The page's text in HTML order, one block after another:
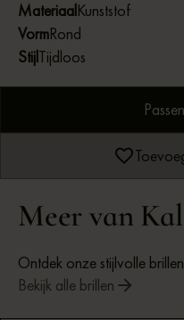
MateriaalKunststof
VormRond
StijlTijdloos
Meer van
Ontdek onze stijlvolle
Bekijk alle brillen